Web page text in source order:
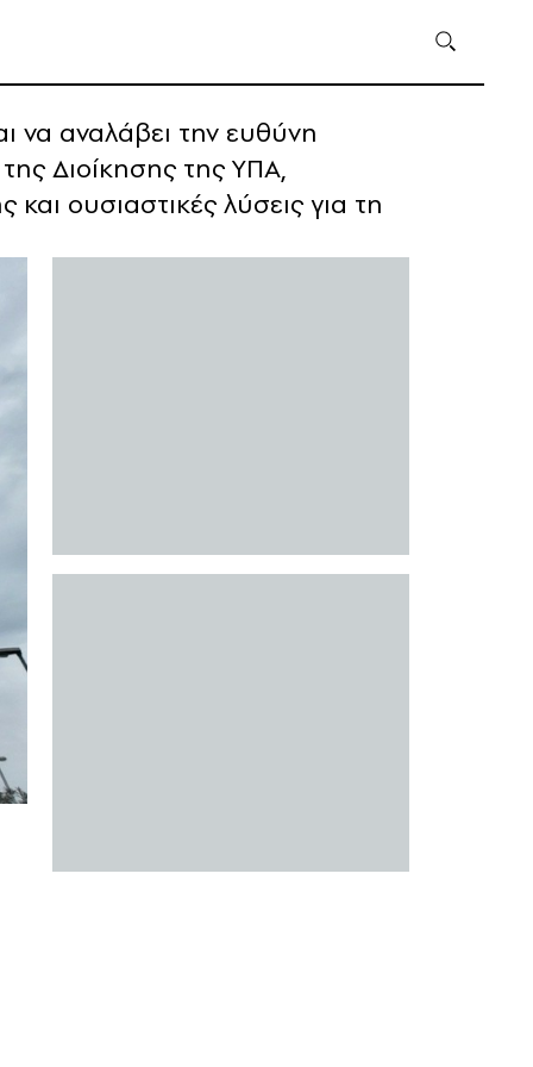
να αναλάβει την ευθύνη
Διοίκησης της ΥΠΑ,
ουσιαστικές λύσεις για τη